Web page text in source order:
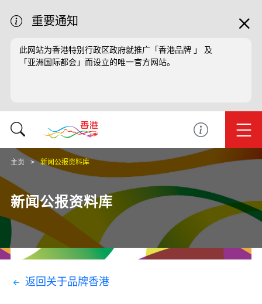
重要通知
此网站为香港特别行政区政府就推广「香港品牌 」 及
「亚洲国际都会」而设立的唯一官方网站。
主页 新闻公报资料库
新闻公报资料库
返回关于品牌香港